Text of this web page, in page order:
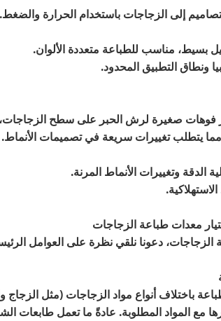
إلى الزجاجات باستخدام الحرارة
بسيط، مناسب للطباعة متعددة الألوان.
ونطاق التطبيق المحدود.
صغيرة لرش الحبر على سطح الزجاجات،
يتطلب تغييرات سريعة في تصميمات الأنماط.
الدقة وتغييرات الأنماط المرنة.
دعونا نلقي نظرة على العوامل
باختلاف أنواع مواد الزجاجات (مثل الزجاج
مع المواد المطلوبة. عادةً ما تعمل طابعات